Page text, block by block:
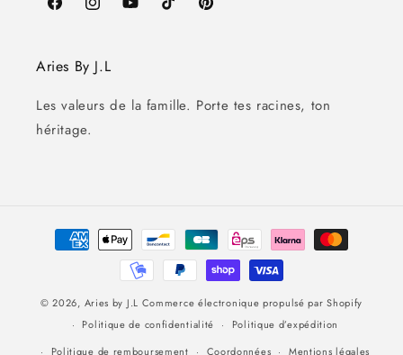
FacebookInstagramYouTubeTikTok Pinterest
Aries By J.L
Les valeurs de la famille. Porte tes racines, ton
héritage.
Moyens
© 2026, Aries by J.L Commerce électronique propulsé par Shopify
Politique de confidentialité
Politique d’expédition
Politique de remboursement
Coordonnées Mentions légales